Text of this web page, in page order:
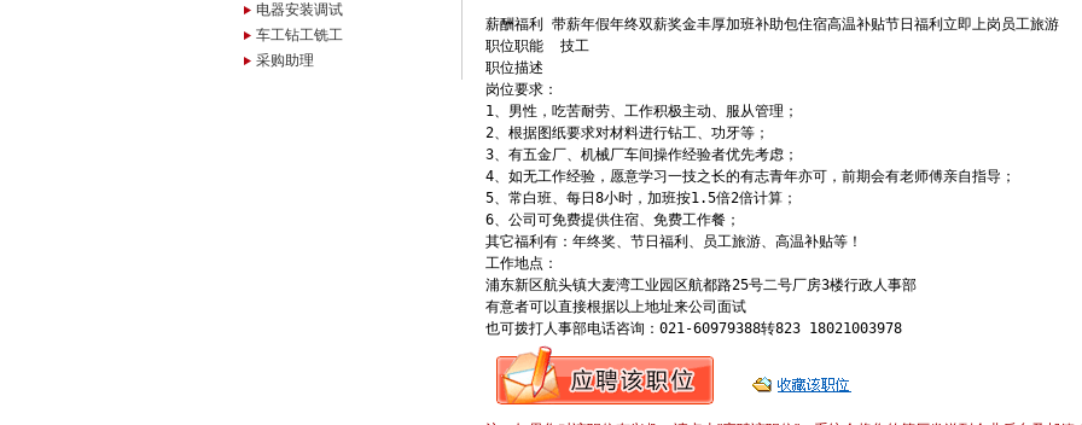
电器安装调试
车工钻工铣工
采购助理
薪酬福利 带薪年假年终双薪奖金丰厚加班补助包住宿高温补贴节日福利立即上岗员工旅游
职位职能  技工
职位描述
岗位要求：
1、男性，吃苦耐劳、工作积极主动、服从管理；
2、根据图纸要求对材料进行钻工、功牙等；
3、有五金厂、机械厂车间操作经验者优先考虑；
4、如无工作经验，愿意学习一技之长的有志青年亦可，前期会有老师傅亲自指导；
5、常白班、每日8小时，加班按1.5倍2倍计算；
6、公司可免费提供住宿、免费工作餐；
其它福利有：年终奖、节日福利、员工旅游、高温补贴等！
工作地点：
浦东新区航头镇大麦湾工业园区航都路25号二号厂房3楼行政人事部
有意者可以直接根据以上地址来公司面试